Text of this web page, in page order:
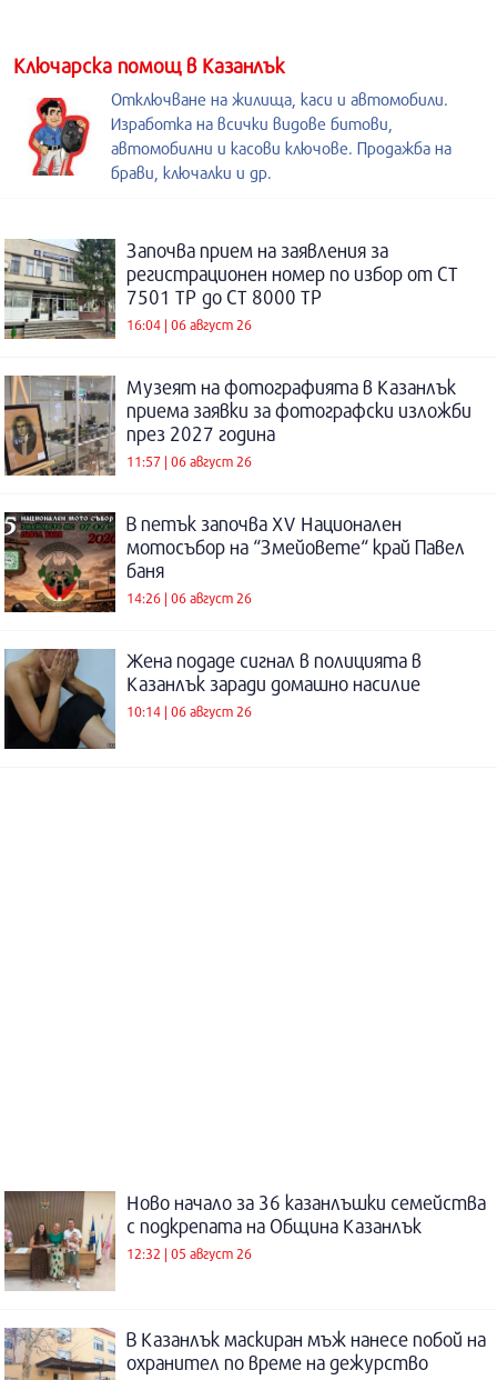
Kлючарска помощ в Казанлък
Отключване на жилища, каси и автомобили.
Изработка на всички видове битови,
автомобилни и касови ключове. Продажба на
брави, ключалки и др.
Започва прием на заявления за
регистрационен номер по избор от СТ
7501 ТР до СТ 8000 ТР
16:04 | 06 август 26
Музеят на фотографията в Казанлък
приема заявки за фотографски изложби
през 2027 година
11:57 | 06 август 26
В петък започва XV Национален
мотосъбор на “Змейовете“ край Павел
баня
14:26 | 06 август 26
Жена подаде сигнал в полицията в
Казанлък заради домашно насилие
10:14 | 06 август 26
Ново начало за 36 казанлъшки семейства
с подкрепата на Община Казанлък
12:32 | 05 август 26
В Казанлък маскиран мъж нанесе побой на
охранител по време на дежурство